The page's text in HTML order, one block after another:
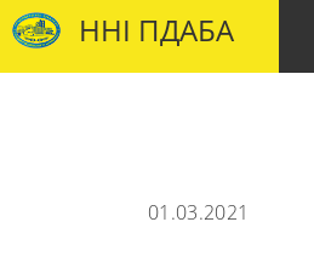
ННІ ПДАБА
01.03.2021